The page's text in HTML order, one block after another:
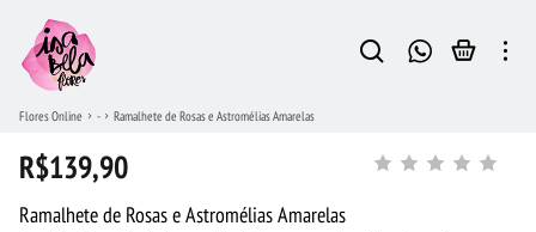
Flores Online - Ramalhete de Rosas e Astromélias Amarelas
R$139,90
Ramalhete de Rosas e Astromélias Amarelas